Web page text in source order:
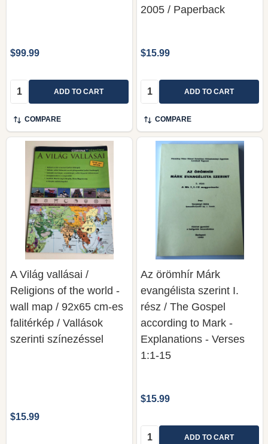
$99.99
Quantity: ADD TO CART
COMPARE
2005 / Paperback
$15.99
Quantity: ADD TO CART
COMPARE
A Világ vallásai /
Religions of the world -
wall map / 92x65 cm-es
falitérkép / Vallások
szerinti színezéssel
$15.99
Az örömhír Márk
evangélista szerint I.
rész / The Gospel
according to Mark -
Explanations - Verses
1:1-15
$15.99
Quantity: ADD TO CART